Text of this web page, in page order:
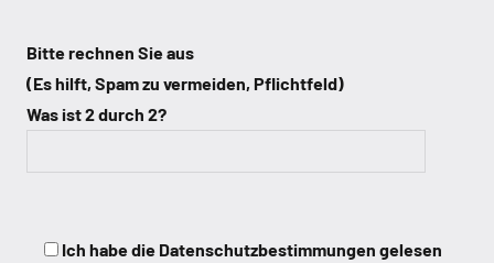
Bitte rechnen Sie aus
(Es hilft, Spam zu vermeiden, Pflichtfeld)
Was ist 2 durch 2?
Ich habe die Datenschutzbestimmungen gelesen